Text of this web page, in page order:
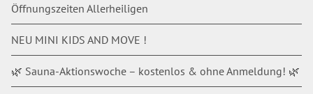
Öffnungszeiten Allerheiligen
NEU MINI KIDS AND MOVE !
🌿 Sauna-Aktionswoche – kostenlos & ohne Anmeldung! 🌿